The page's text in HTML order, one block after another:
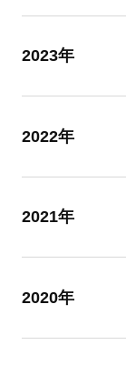
2023年
2022年
2021年
2020年